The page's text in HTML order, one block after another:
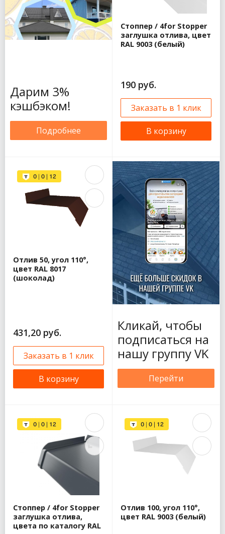
Дарим 3%
кэшбэком!
Подробнее
Стоппер / 4for Stopper
заглушка отлива, цвет
RAL 9003 (белый)
190 руб.
Заказать в 1 клик
В корзину
Отлив 50, угол 110°,
цвет RAL 8017
(шоколад)
431,20 руб.
Заказать в 1 клик
В корзину
Кликай, чтобы
подписаться на
нашу группу VK
Перейти
Стоппер / 4for Stopper
заглушка отлива,
цвета по каталогу RAL
Отлив 100, угол 110°,
цвет RAL 9003 (белый)